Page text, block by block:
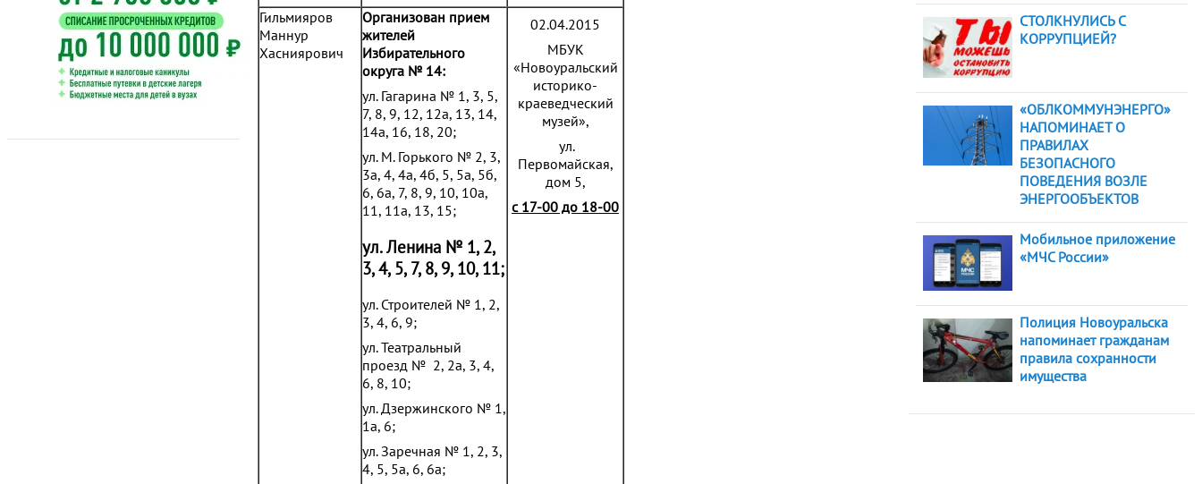
Гильмияров
Маннур
Хасниярович
Организован прием
жителей
Избирательного
округа № 14:
ул. Гагарина № 1, 3, 5,
7, 8, 9, 12, 12а, 13, 14,
14а, 16, 18, 20;
ул. М. Горького № 2, 3,
3а, 4, 4а, 4б, 5, 5а, 5б,
6, 6а, 7, 8, 9, 10, 10а,
11, 11а, 13, 15;
ул. Ленина № 1, 2,
3, 4, 5, 7, 8, 9, 10, 11;
ул. Строителей № 1, 2,
3, 4, 6, 9;
ул. Театральный
проезд № 2, 2а, 3, 4,
6, 8, 10;
ул. Дзержинского № 1,
1а, 6;
ул. Заречная № 1, 2, 3,
4, 5, 5а, 6, 6а;
02.04.2015
МБУК
«Новоуральский
историко-
краеведческий
музей»,
ул.
Первомайская,
дом 5,
с 17-00 до 18-00
СТОЛКНУЛИСЬ С
КОРРУПЦИЕЙ?
«ОБЛКОММУНЭНЕРГО»
НАПОМИНАЕТ О
ПРАВИЛАХ
БЕЗОПАСНОГО
ПОВЕДЕНИЯ ВОЗЛЕ
ЭНЕРГООБЪЕКТОВ
Мобильное приложение
«МЧС России»
Полиция Новоуральска
напоминает гражданам
правила сохранности
имущества